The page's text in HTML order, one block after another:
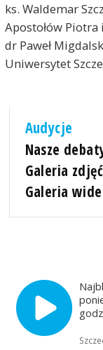
ks. Waldemar
Apostołów Piotra
dr Paweł
Uniwersytet
Audycje
Nasze
Galeria zdjęć
Galeria